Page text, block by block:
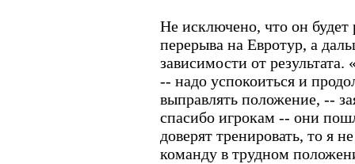
Не исключено, что он будет
перерыва на Евротур, а
зависимости от результата.
-- надо успокоиться и
выправлять положение, --
спасибо игрокам -- они
доверят тренировать, то я
команду в трудном